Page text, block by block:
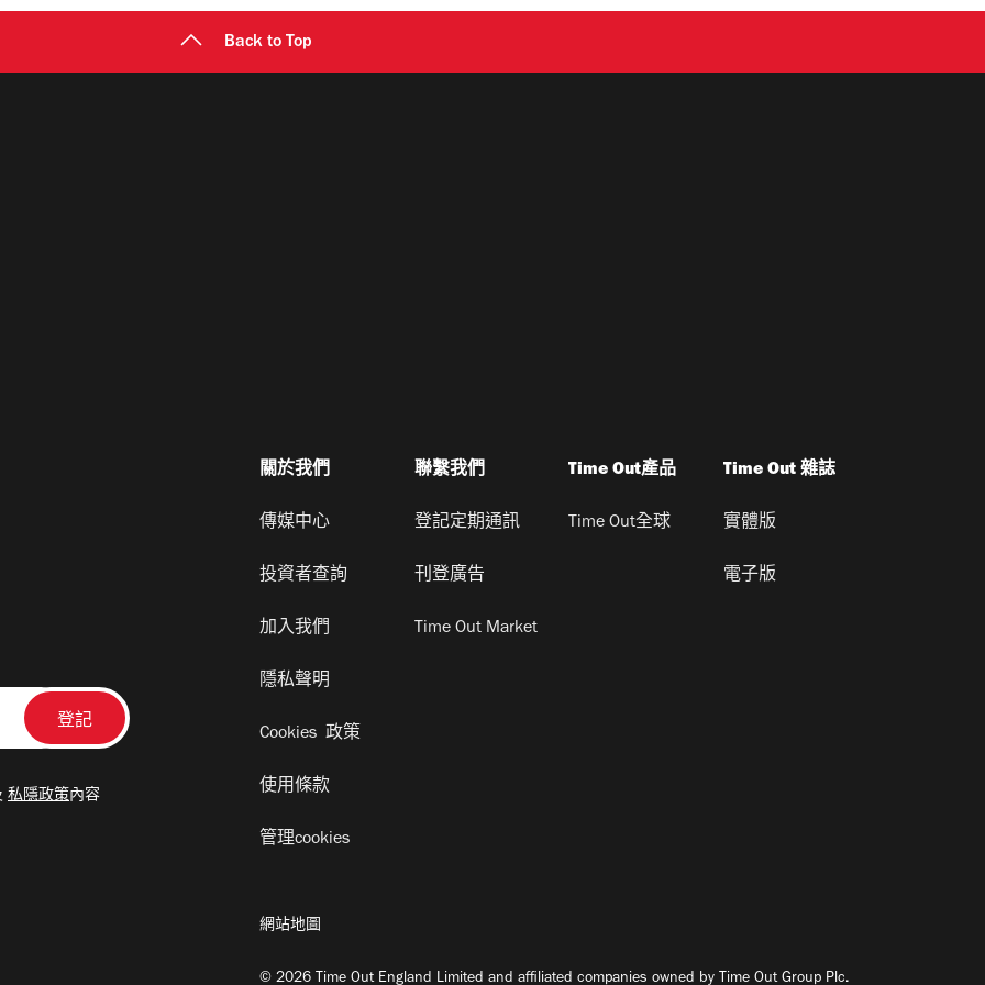
Back to Top
私隱政策內容
關於我們
傳媒中心
投資者查詢
加入我們
隱私聲明
Cookies 政策
使用條款
管理cookies
聯繫我們
登記定期通訊
刊登廣告
Time Out Market
Time Out產品
Time Out全球
Time Out 雜誌
實體版
電子版
網站地圖
© 2026 Time Out England Limited and affiliated companies owned by Time Out Group Plc.